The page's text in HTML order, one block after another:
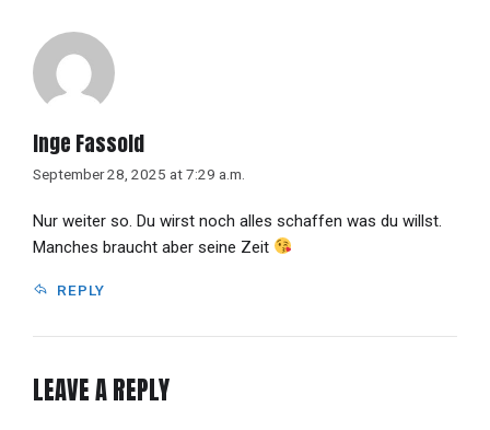
Inge Fassold
September 28, 2025 at 7:29 a.m.
Nur weiter so. Du wirst noch alles schaffen was du willst.
Manches braucht aber seine Zeit
REPLY
LEAVE A REPLY